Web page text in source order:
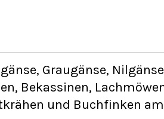
Graugänse,
Bekassinen,
und Buchfinken